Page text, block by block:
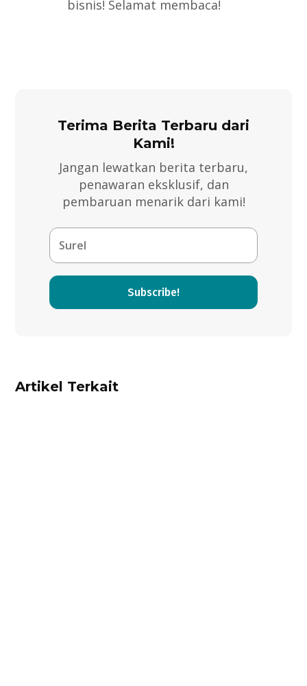
bisnis! Selamat membaca!
Terima Berita Terbaru dari
Kami!
Jangan lewatkan berita terbaru,
penawaran eksklusif, dan
pembaruan menarik dari kami!
Subscribe!
Artikel Terkait